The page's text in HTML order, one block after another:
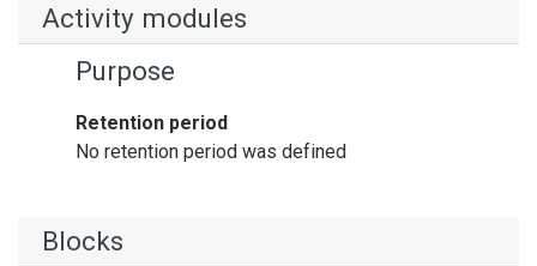
Activity modules
Purpose
Retention period
No retention period was defined
Blocks